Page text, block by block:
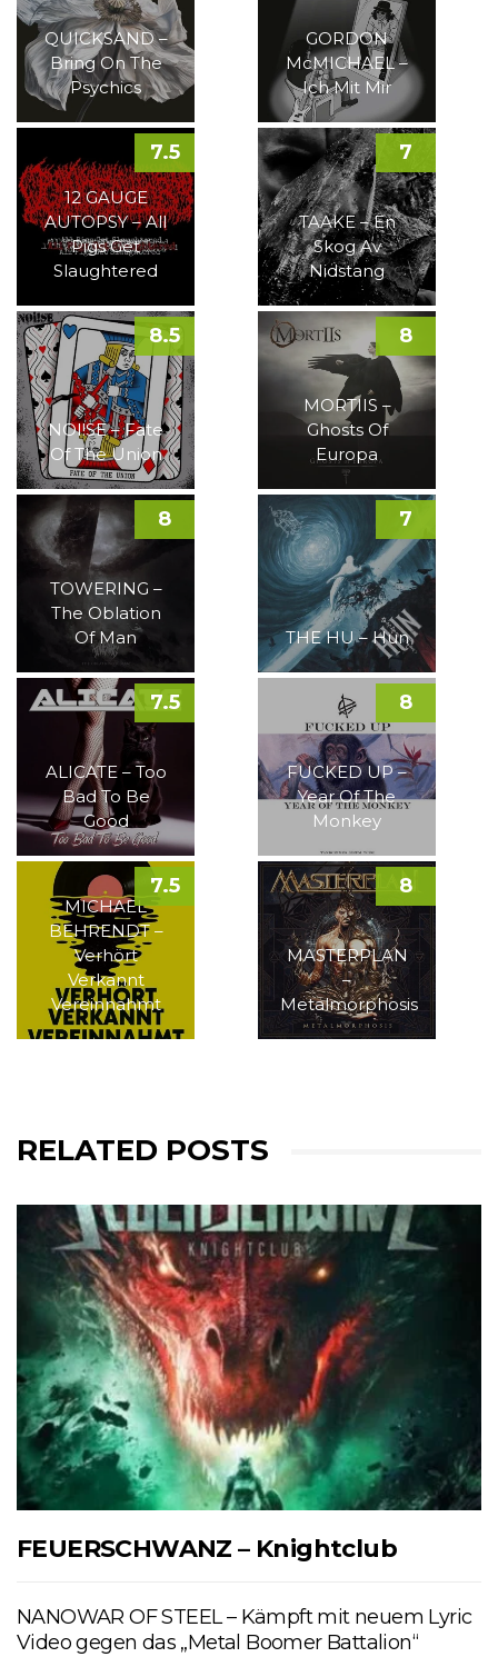
QUICKSAND –
Bring On The
Psychics
GORDON
McMICHAEL –
Ich Mit Mir
12 GAUGE
AUTOPSY – All
Pigs Get
Slaughtered
7.5
TAAKE – En
Skog Av
Nidstang
7
NOI!SE – Fate
Of The Union
8.5
MORTIIS –
Ghosts Of
Europa
8
TOWERING –
The Oblation
Of Man
8
THE HU – Hun
7
ALICATE – Too
Bad To Be
Good
7.5
FUCKED UP –
Year Of The
Monkey
8
MICHAEL
BEHRENDT –
Verhört
Verkannt
Vereinnahmt
7.5
MASTERPLAN
–
Metalmorphosis
8
RELATED POSTS
FEUERSCHWANZ – Knightclub
NANOWAR OF STEEL – Kämpft mit neuem Lyric
Video gegen das „Metal Boomer Battalion“